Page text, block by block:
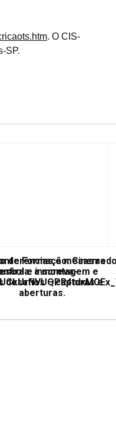
. O CIS-
SP.
e mesas
e inscreva-
de Formação: Cinema
a montagem e
desafios – capturas e
aberturas.